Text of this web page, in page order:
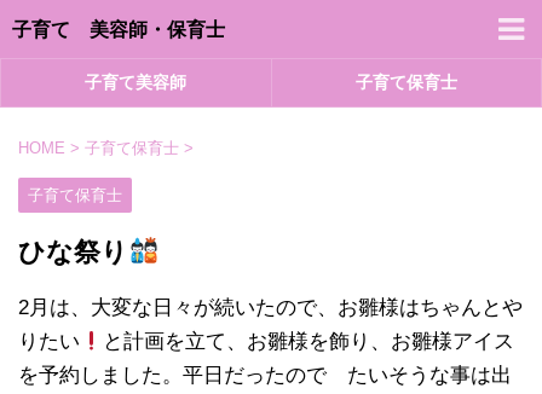
子育て 美容師・保育士
子育て美容師 子育て保育士
HOME > 子育て保育士 >
子育て保育士
ひな祭り
2月は、大変な日々が続いたので、お雛様はちゃんとや
りたい
と計画を立て、お雛様を飾り、お雛様アイス
を予約しました。平日だったので たいそうな事は出